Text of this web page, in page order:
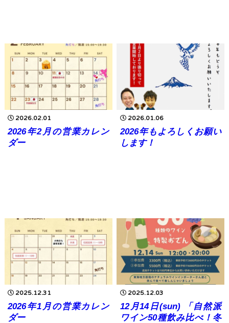
2026.02.01
2026年2月の営業カレン
ダー
2026.01.06
2026年もよろしくお願い
します！
2025.12.31
2026年1月の営業カレン
ダー
2025.12.03
12月14日(sun) 「自然派
ワイン50種飲み比べ！冬